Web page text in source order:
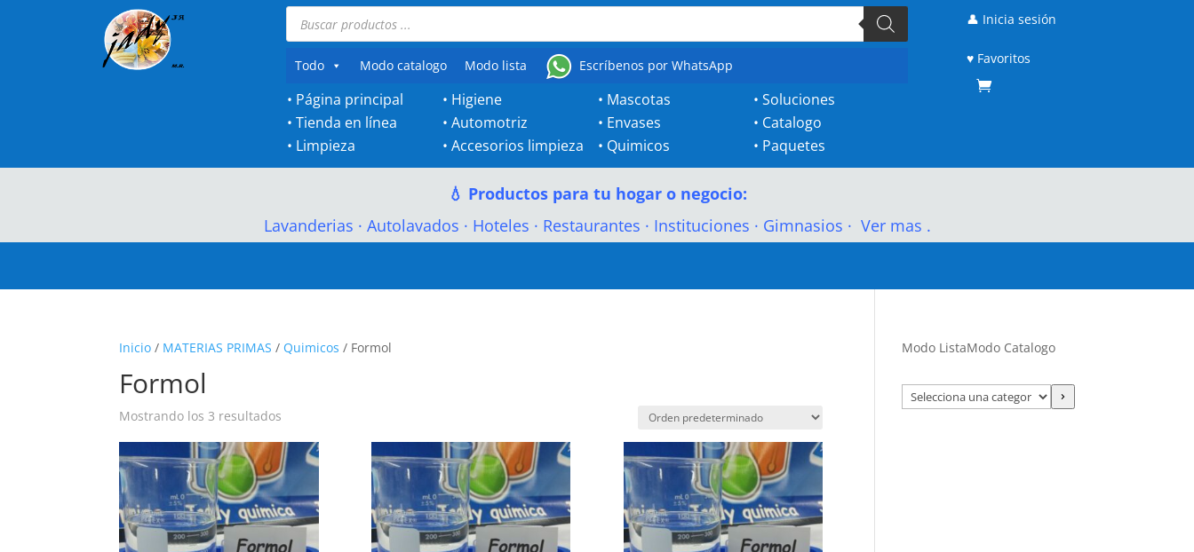
Búsqueda
productos
Todo
Modo catalogo Modo lista Escríbenos por WhatsApp
• Página principal
•Tienda en línea
• Limpieza
• Higiene
•Automotriz
•Accesorios limpieza
• Mascotas
• Envases
• Quimicos
•Soluciones
• Catalogo
• Paquetes
👤 Inicia sesión
♥ Favoritos
💧 Productos para tu hogar o negocio:
Lavanderias · Autolavados · Hoteles · Restaurantes · Instituciones · Gimnasios · Ver mas .
Inicio / MATERIAS PRIMAS / Quimicos / Formol
Formol
Mostrando los 3 resultados
Modo ListaModo Catalogo
Selecciona
una